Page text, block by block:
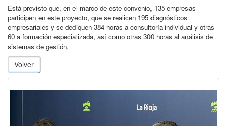
Está previsto que, en el marco de este convenio, 135 empresas
participen en este proyecto, que se realicen 195 diagnósticos
empresariales y se dediquen 384 horas a consultoría individual y otras
60 a formación especializada, así como otras 300 horas al análisis de
sistemas de gestión.
Volver